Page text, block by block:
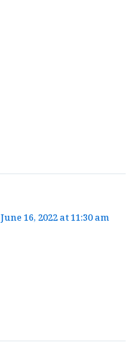
June 16, 2022 at 11:30 am